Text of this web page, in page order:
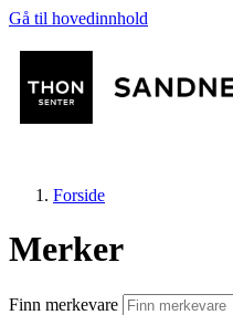
Gå til hovedinnhold
Butikker
Forside
Merker
Finn merkevare